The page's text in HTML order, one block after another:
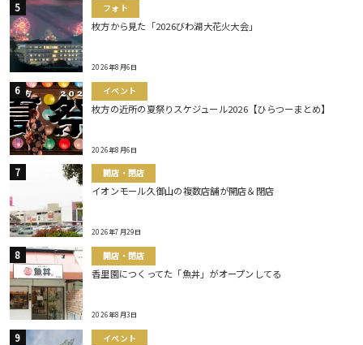
フォト
枚方から見た「2026びわ湖大花火大会」
2026年8月6日
イベント
枚方の近所の夏祭りスケジュール2026【ひらつーまとめ】
2026年8月6日
開店・閉店
イオンモール久御山の複数店舗が開店＆閉店
2026年7月29日
開店・閉店
香里園につくってた「魚丼」がオープンしてる
2026年8月3日
イベント